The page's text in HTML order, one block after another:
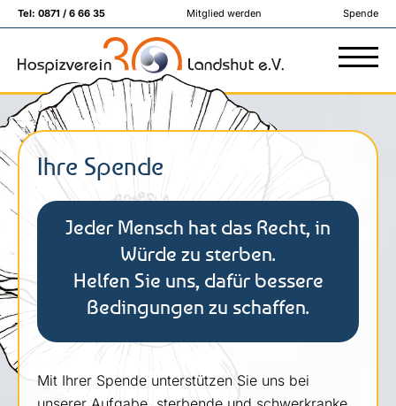
Tel: 0871 / 6 66 35 Mitglied werden Spende
Ihre Spende
Jeder Mensch hat das Recht, in
Würde zu sterben.
Helfen Sie uns, dafür bessere
Bedingungen zu schaffen.
Mit Ihrer Spende unterstützen Sie uns bei